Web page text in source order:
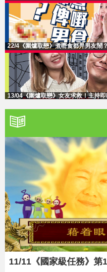
22/4《圍爐取戀》煮嘢食都畀男友鬧？
13/04《圍爐取戀》女友求救！主持
11/11《國家級任務》第